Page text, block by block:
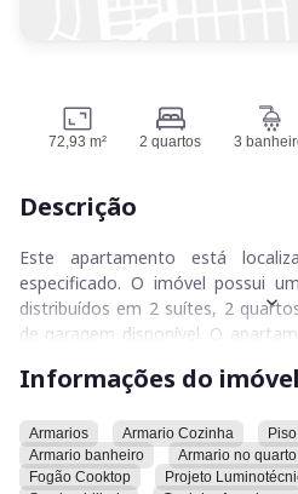
72,93 m² 2 quartos 3
Descrição
Este apartamento está
especificado. O imóvel possui
distribuídos em 2 suítes, 2
de garagem disponível. O
banheiro, armário no quarto,
semimobiliado e possui uma
de granito e há um ponto para
Informações do imóvel
Armarios Armario Cozinha
Armario banheiro
Armario no quarto
Fogão Cooktop
Projeto